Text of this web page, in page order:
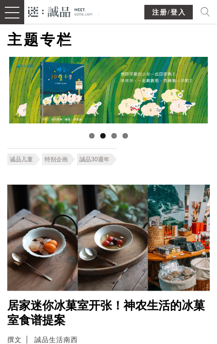
注册/登入
主题专栏
诚品儿童 特别企画 誠品30週年
居家迷你冰菓室开张！神农生活的冰菓
室食谱提案
撰文 誠品生活南西